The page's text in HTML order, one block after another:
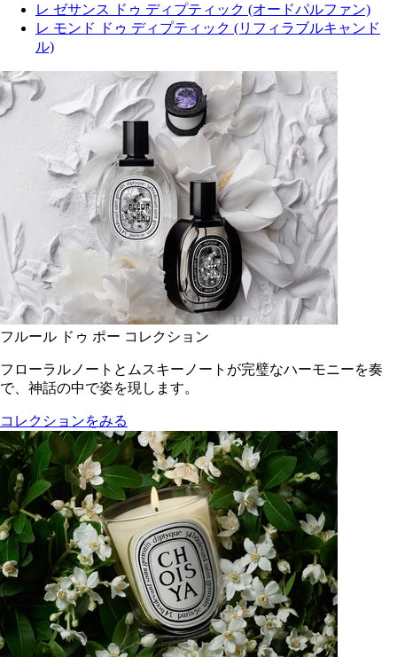
レ ゼサンス ドゥ ディプティック (オードパルファン)
レ モンド ドゥ ディプティック (リフィラブルキャンド
ル)
フルール ドゥ ポー コレクション
フローラルノートとムスキーノートが完璧なハーモニーを奏
で、神話の中で姿を現します。
コレクションをみる